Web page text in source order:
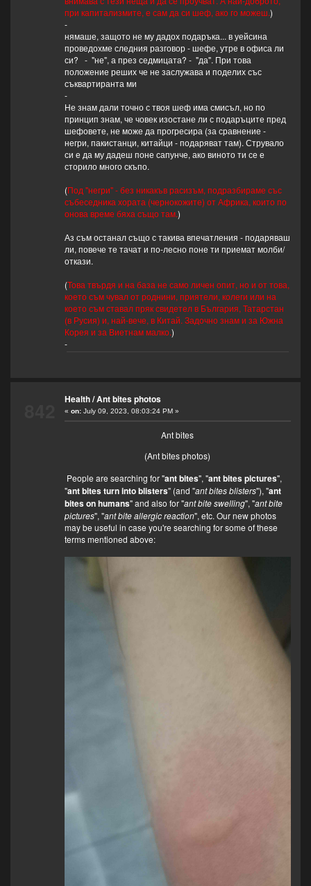
при капитализмите, е сам да си шеф, ако го можеш.)
-
нямаше, защото не му дадох подаръка... в уейсина
проведохме следния разговор - шефе, утре в офиса ли
си? - "не", а през седмицата? - "да". При това
положение реших че не заслужава и поделих със
съквартиранта ми
-
Не знам дали точно с твоя шеф има смисъл, но по
принцип знам, че човек изостане ли с подаръците пред
шефовете, не може да прогресира (за сравнение -
негри, пакистанци, китайци - подаряват там). Струвало
си е да му дадеш поне сапунче, ако виното ти се е
сторило много скъпо.
(Под "негри" - без никакъв расизъм, подразбираме със
събеседника хората (чернокожите) от Африка, които по
онова време бяха също там.)
Аз съм останал също с такива впечатления - подаряваш
ли, повече те тачат и по-лесно поне ти приемат молби/
откази.
(Това твърдя и на база не само личен опит, но и от това,
което съм чувал от роднини, приятели, колеги или на
което съм ставал пряк свидетел в България, Татарстан
(в Русия) и, най-вече, в Китай. Задочно знам и за Южна
Корея и за Виетнам малко.)
-
Health/Ant bites photos
« on:July 09, 2023, 08:03:24 PM »
Ant bites
(Ant bites photos)
People are searching for "ant bites", "ant bites pictures",
"ant bites turn into blisters" (and "ant bites blisters"), "ant
bites on humans" and also for "ant bite swelling", "ant bite
pictures", "ant bite allergic reaction", etc. Our new photos
may be useful in case you're searching for some of these
terms mentioned above: